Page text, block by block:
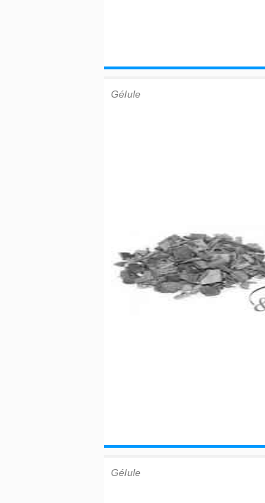
Gélule
Gélule